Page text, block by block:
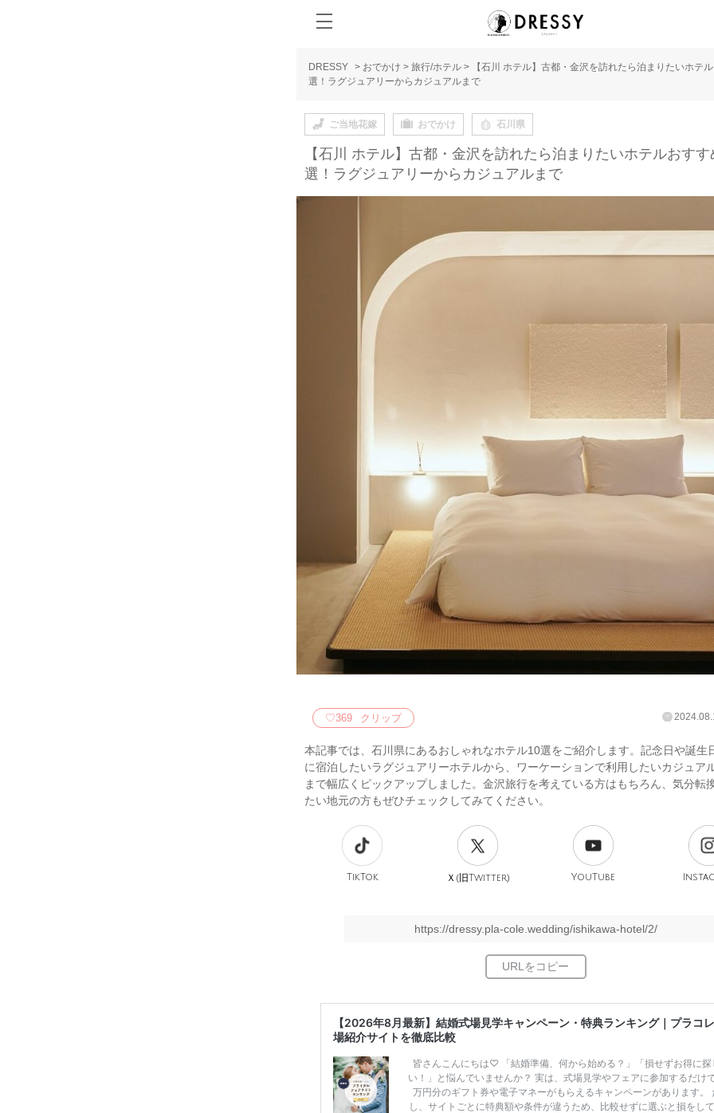
DRESSY > おでかけ > 旅行/ホテル >
【石川 ホテル】古都・金沢を訪れたら泊まりたいホテ
選！ラグジュアリーからカジュアルまで
ご当地花嫁 おでかけ 石川県
【石川 ホテル】古都・金沢を訪れたら泊まりたいホテルおすす
選！ラグジュアリーからカジュアルまで
♡369 クリップ
本記事では、石川県にあるおしゃれなホテル10選をご紹介します。記念日や誕生
に宿泊したいラグジュアリーホテルから、ワーケーションで利用したいカジュア
まで幅広くピックアップしました。金沢旅行を考えている方はもちろん、気分転
たい地元の方もぜひチェックしてみてください。
TikTok Ｘ(旧Twitter) YouTube
https://dressy.pla-cole.wedding/ishikawa-hotel/2/
【2026年8月最新】結婚式場見学キャンペーン・特典ランキング｜プラコ
場紹介サイトを徹底比較
皆さんこんにちは♡ 「結婚準備、何から始める？」「損せずお得に探
い！」と悩んでいませんか？ 実は、式場見学やフェアに参加するだけ
万円分のギフト券や電子マネーがもらえるキャンペーンがあります。
し、サイトごとに特典額や条件が違うため、比較せずに選ぶと損をし